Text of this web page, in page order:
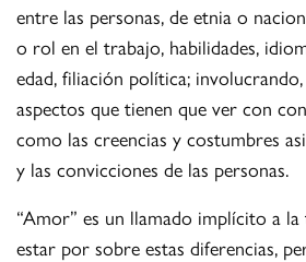
entre las personas, de etnia o
o rol en el trabajo, habilidades,
edad, filiación política;
aspectos que tienen que ver con
como las creencias y costumbres
y las convicciones de las personas.
“Amor” es un llamado implícito a
estar por sobre estas diferencias,